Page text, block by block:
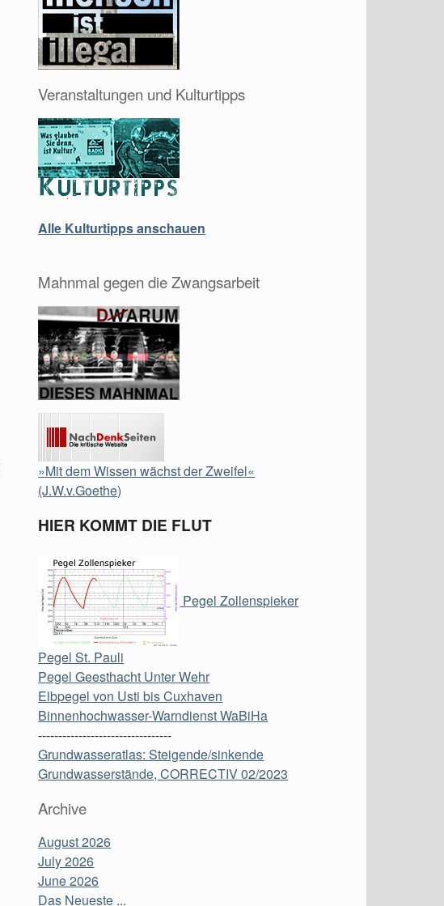
Veranstaltungen und Kulturtipps
Alle Kulturtipps anschauen
Mahnmal gegen die Zwangsarbeit
»Mit dem Wissen wächst der Zweifel«
(J.W.v.Goethe)
HIER KOMMT DIE FLUT
Pegel Zollenspieker
Pegel St. Pauli
Pegel Geesthacht Unter Wehr
Elbpegel von Usti bis Cuxhaven
Binnenhochwasser-Warndienst WaBiHa
---------------------------------
Grundwasseratlas: Steigende/sinkende
Grundwasserstände, CORRECTIV 02/2023
Archive
August 2026
July 2026
June 2026
Das Neueste ...